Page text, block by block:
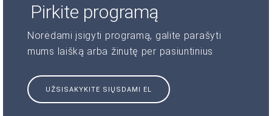
Pirkite programą
Norėdami įsigyti programą, galite parašyti
mums laišką arba žinutę per pasiuntinius
UŽSISAKYKITE SIŲSDAMI EL